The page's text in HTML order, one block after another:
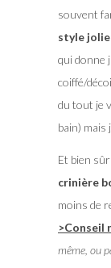
souvent
style
qui donne
coiffé/
du tout je
bain) mais
Et bien sûr
crinière
moins de
>Conseil
même, ou